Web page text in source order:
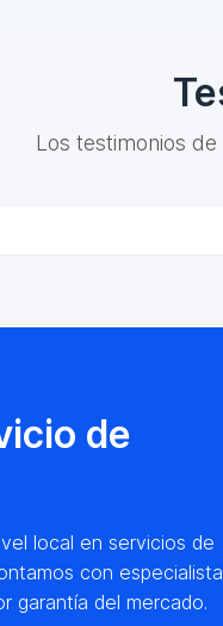
Los testimonios
de
local en servicios de
con
garantía del mercado.